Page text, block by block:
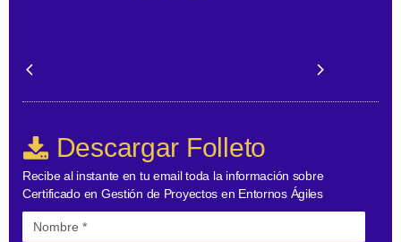
Descargar Folleto
Recibe al instante en tu email toda la información sobre
Certificado en Gestión de Proyectos en Entornos Ágiles